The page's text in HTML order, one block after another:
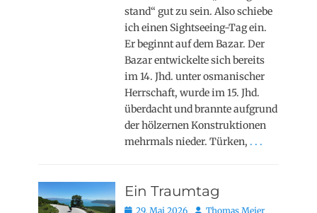
stand“ gut zu sein. Also schiebe
ich einen Sightseeing-Tag ein.
Er beginnt auf dem Bazar. Der
Bazar entwickelte sich bereits
im 14. Jhd. unter osmanischer
Herrschaft, wurde im 15. Jhd.
überdacht und brannte aufgrund
der hölzernen Konstruktionen
mehrmals nieder. Türken, . . .
Ein Traumtag
Posted
29. Mai 2026 AutorThomas Meier